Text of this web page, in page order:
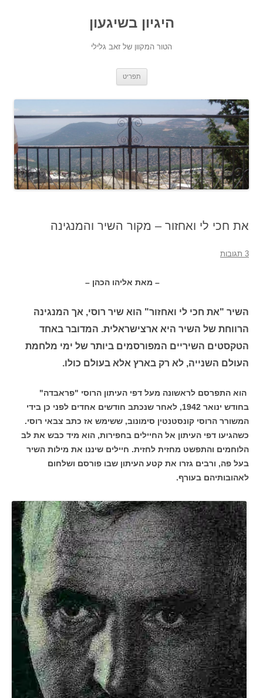
היגיון בשיגעון
הטור המקוון של זאב גלילי
תפריט
את חכי לי ואחזור – מקור השיר והמנגינה
3 תגובות
– מאת אליהו הכהן –
השיר "את חכי לי ואחזור" הוא שיר רוסי, אך המנגינה
הרווחת של השיר היא ארצישראלית. המדובר באחד
הטקסטים השיריים המפורסמים ביותר של ימי מלחמת
העולם השנייה, לא רק בארץ אלא בעולם כולו.
הוא התפרסם לראשונה מעל דפי העיתון הרוסי "פראבדה"
בחודש ינואר 1942, לאחר שנכתב חודשים אחדים לפני כן בידי
המשורר הרוסי קונסטנטין סימונוב, ששימש אז כתב צבאי רוסי.
כשהגיעו דפי העיתון אל החיילים בחפירות, הוא מיד כבש את לב
הלוחמים והתפשט מחזית לחזית. חיילים שיננו את מילות השיר
בעל פה, ורבים גזרו את קטע העיתון שבו פורסם ושלחום
לאהובותיהם בעורף.